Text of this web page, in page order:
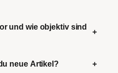
und wie objektiv sind
+
neue Artikel? +